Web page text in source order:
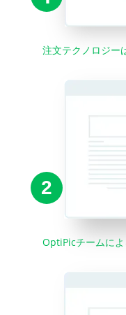
注文テクノロジー
2
OptiPicチームに